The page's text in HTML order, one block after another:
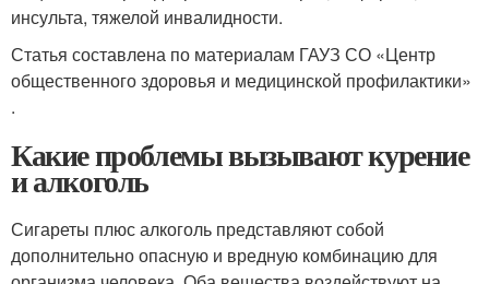
инсульта, тяжелой инвалидности.
Статья составлена по материалам ГАУЗ СО «Центр
общественного здоровья и медицинской профилактики»
.
Какие проблемы вызывают курение
и алкоголь
Сигареты плюс алкоголь представляют собой
дополнительно опасную и вредную комбинацию для